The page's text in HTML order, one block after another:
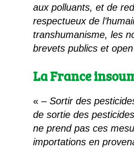
aux polluants, et de
respectueux de
transhumanisme, les
brevets publics et
La France
«– Sortir des
de sortie des
ne prend pas ces
importations en